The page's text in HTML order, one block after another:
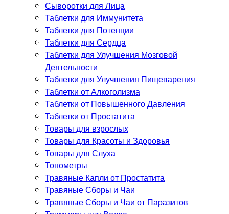
Сыворотки для Лица
Таблетки для Иммунитета
Таблетки для Потенции
Таблетки для Сердца
Таблетки для Улучшения Мозговой
Деятельности
Таблетки для Улучшения Пищеварения
Таблетки от Алкоголизма
Таблетки от Повышенного Давления
Таблетки от Простатита
Товары для взрослых
Товары для Красоты и Здоровья
Товары для Слуха
Тонометры
Травяные Капли от Простатита
Травяные Сборы и Чаи
Травяные Сборы и Чаи от Паразитов